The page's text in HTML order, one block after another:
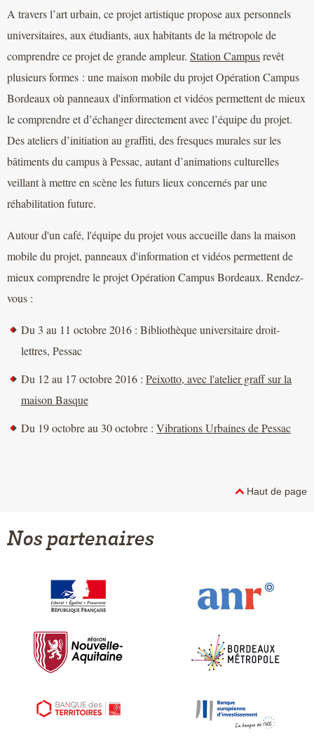
A travers l’art urbain, ce projet artistique propose aux personnels
universitaires, aux étudiants, aux habitants de la métropole de
comprendre ce projet de grande ampleur. Station Campusrevêt
plusieurs formes : une maison mobile du projet Opération Campus
Bordeaux où panneaux d'information et vidéos permettent de mieux
le comprendre et d’échanger directement avec l’équipe du projet.
Des ateliers d’initiation au graffiti, des fresques murales sur les
bâtiments du campus à Pessac, autant d’animations culturelles
veillant à mettre en scène les futurs lieux concernés par une
réhabilitation future.
Autour d'un café, l'équipe du projet vous accueille dans la maison
mobile du projet, panneaux d'information et vidéos permettent de
mieux comprendre le projet Opération Campus Bordeaux. Rendez-
vous :
Du 3 au 11 octobre 2016 : Bibliothèque universitaire droit-
lettres, Pessac
Du 12 au 17 octobre 2016 : Peixotto, avec l'atelier graff sur la
maison Basque
Du 19 octobre au 30 octobre : Vibrations Urbaines de Pessac
Haut de page
Nos partenaires